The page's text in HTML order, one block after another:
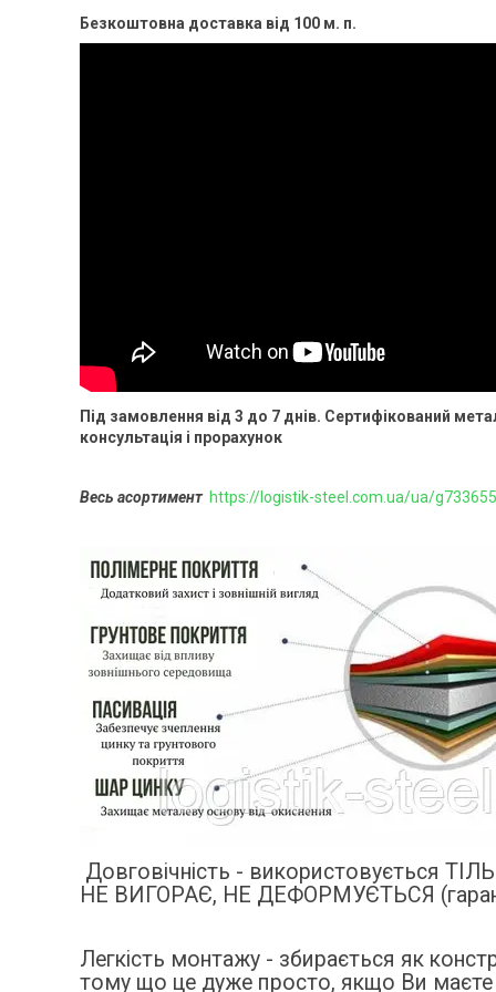
Безкоштовна доставка від 100 м. п.
Під замовлення від 3 до 7 днів. Сертифікований
консультація і прорахунок
Весь асортимент https://logistik-steel.com.ua/ua/
Довговічність - використовується
НЕ ВИГОРАЄ, НЕ ДЕФОРМУЄТЬСЯ
Легкість монтажу - збирається як
тому що це дуже просто, якщо Ви маєте